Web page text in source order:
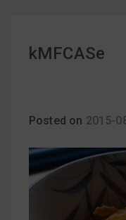
析：成分、營養
簡單料理
kMFCASe
Posted on 2015-